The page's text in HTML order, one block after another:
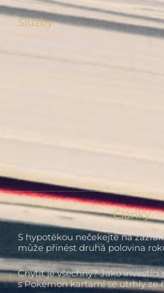
Služby
Finanční plánování
Investice
Zaměstnanecké benefity
Články
S hypotékou nečekejte na
může přinést druhá polovina
Chytit je všechny? Jako investici
s Pokémon kartami se utrhly ze